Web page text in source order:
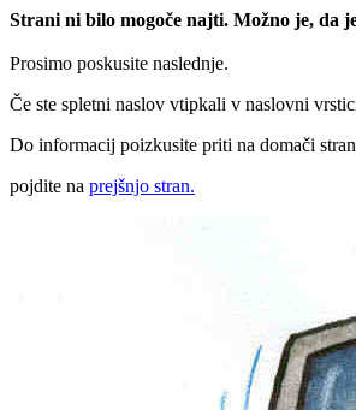
Strani ni bilo mogoče najti. Možno je, da
Prosimo poskusite naslednje.
Če ste spletni naslov vtipkali v naslovni
Do informacij poizkusite priti na domači
pojdite na prejšnjo stran.